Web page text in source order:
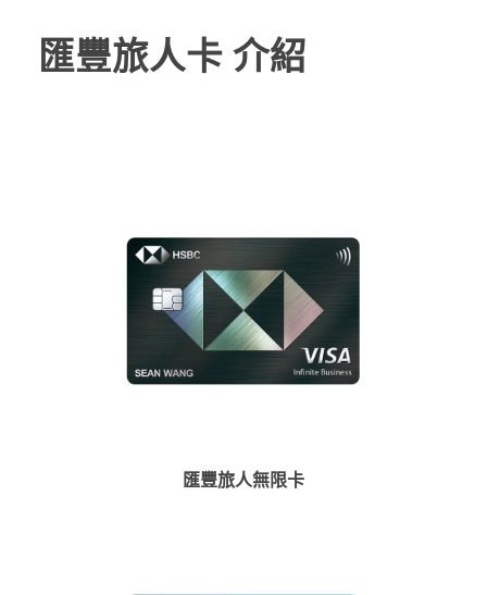
匯豐旅人卡 介紹
匯豐旅人無限卡